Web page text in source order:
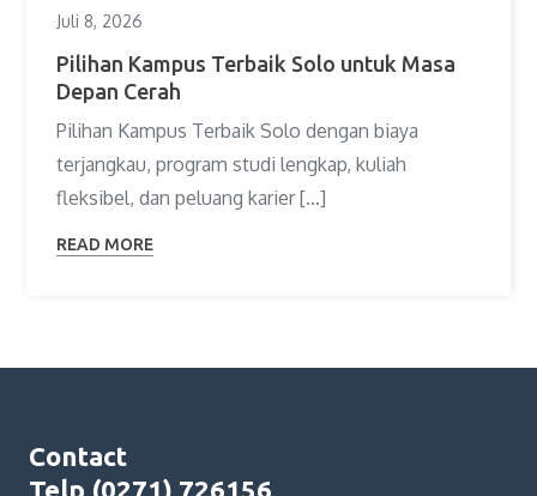
Juli 8, 2026
Pilihan Kampus Terbaik Solo untuk Masa
Depan Cerah
Pilihan Kampus Terbaik Solo dengan biaya
terjangkau, program studi lengkap, kuliah
fleksibel, dan peluang karier […]
READ MORE
Contact
Telp (0271) 726156